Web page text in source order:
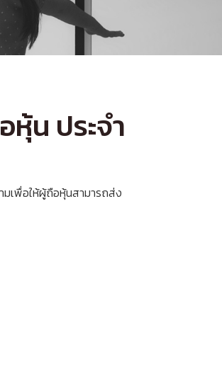
น ประจำ
เพื่อให้ผู้ถือหุ้นสามารถส่ง